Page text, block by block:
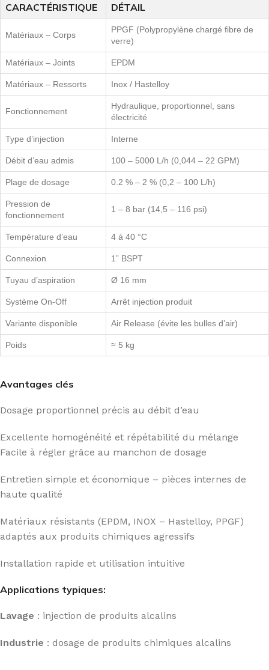
CARACTÉRISTIQUE DÉTAIL
Matériaux – Corps
PPGF (Polypropylène chargé fibre de
verre)
Matériaux – Joints EPDM
Matériaux – Ressorts Inox / Hastelloy
Fonctionnement
Hydraulique, proportionnel, sans
électricité
Type d’injection Interne
Débit d’eau admis 100 – 5000 L/h (0,044 – 22 GPM)
Plage de dosage 0.2 % – 2 % (0,2 – 100 L/h)
Pression de
fonctionnement
1 – 8 bar (14,5 – 116 psi)
Température d’eau 4 à 40 °C
Connexion 1” BSPT
Tuyau d’aspiration Ø 16 mm
Système On-Off Arrêt injection produit
Variante disponible Air Release (évite les bulles d’air)
Poids ≈ 5 kg
Avantages clés
Dosage proportionnel précis au débit d’eau
Excellente homogénéité et répétabilité du mélange
Facile à régler grâce au manchon de dosage
Entretien simple et économique – pièces internes de
haute qualité
Matériaux résistants (EPDM, INOX – Hastelloy, PPGF)
adaptés aux produits chimiques agressifs
Installation rapide et utilisation intuitive
Applications typiques:
Lavage : injection de produits alcalins
Industrie : dosage de produits chimiques alcalins